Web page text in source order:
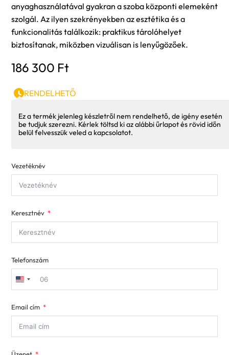
anyaghasználatával gyakran a szoba központi elemeként
szolgál. Az ilyen szekrényekben az esztétika és a
funkcionalitás találkozik: praktikus tárolóhelyet
biztosítanak, miközben vizuálisan is lenyűgözőek.
186 300 Ft
RENDELHETŐ
Ez a termék jelenleg készletről nem rendelhető, de igény esetén
be tudjuk szerezni. Kérlek töltsd ki az alábbi űrlapot és rövid időn
belül felvesszük veled a kapcsolatot.
Vezetéknév
Keresztnév
Telefonszám
United
+1
Email cím